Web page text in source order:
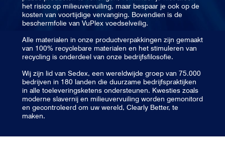
het risico op milieuvervuiling, maar bespaar je ook op de
kosten van voortijdige vervanging. Bovendien is de
beschermfolie van VuPlex voedselveilig.
Alle materialen in onze productverpakkingen zijn gemaakt
van 100% recyclebare materialen en het stimuleren van
recycling is onderdeel van onze bedrijfsfilosofie.
Wij zijn lid van Sedex, een wereldwijde groep van 75.000
bedrijven in 180 landen die duurzame bedrijfspraktijken
in alle toeleveringsketens ondersteunen. Kwesties zoals
moderne slavernij en milieuvervuiling worden gemonitord
en gecontroleerd om uw wereld, Clearly Better, te
maken.